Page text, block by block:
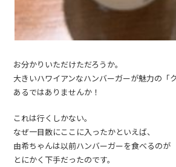
お分かりいただけただろうか。
大きいハワイアンなハンバーガーが魅力の「
あるではありませんか！
これは行くしかない。
なぜ一目散にここに入ったかといえば、
由希ちゃんは以前ハンバーガーを食べるのが
とにかく下手だったのです。